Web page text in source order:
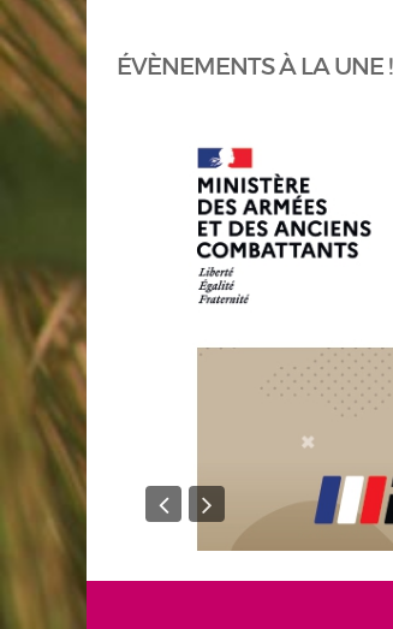
ÉVÈNEMENTS À LA UNE !